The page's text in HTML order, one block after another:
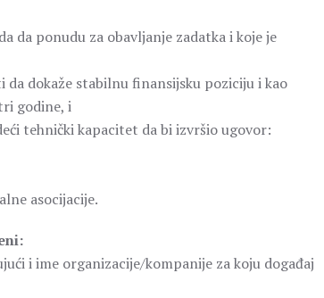
da ponudu za obavljanje zadatka i koje je
dokaže stabilnu finansijsku poziciju i kao
godine, i
tehnički kapacitet da bi izvršio ugovor:
asocijacije.
i ime organizacije/kompanije za koju događaj